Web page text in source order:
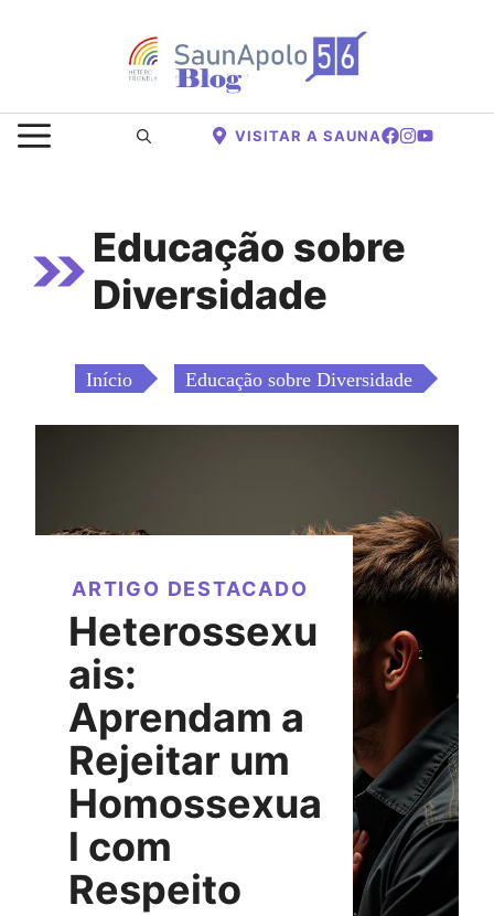
conteúdo
MENU VISITAR A SAUNA
Educação sobre
Diversidade
Início Educação sobre Diversidade
ARTIGO DESTACADO
Heterossexu
ais:
Aprendam a
Rejeitar um
Homossexua
l com
Respeito